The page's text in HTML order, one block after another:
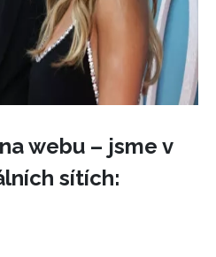
webu – jsme v
sítích: